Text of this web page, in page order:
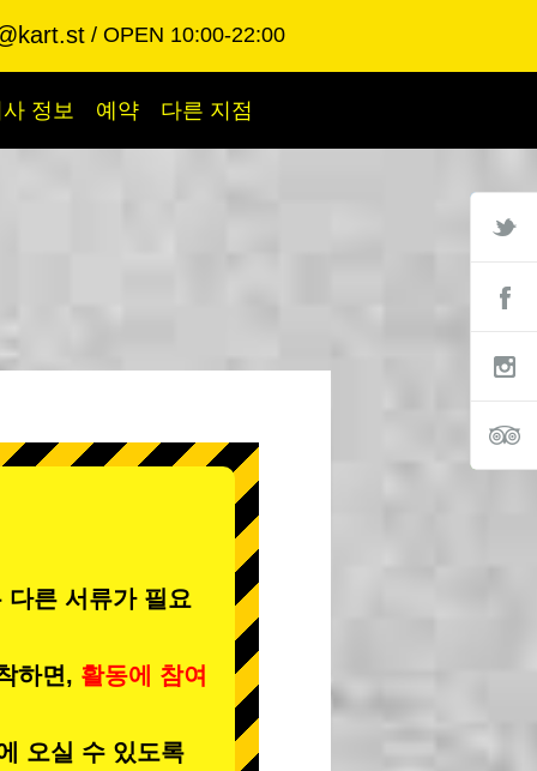
OPEN 10:00-22:00
정보 예약 다른 지점
른 서류가 필요
하면, 활동에 참여
오실 수 있도록